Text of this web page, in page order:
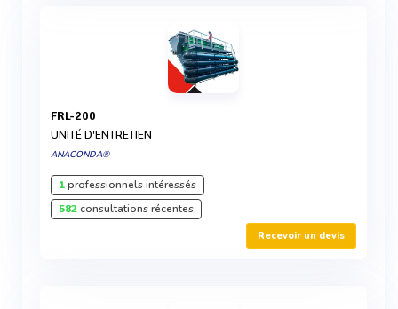
FRL-200
UNITÉ D'ENTRETIEN
ANACONDA®
1professionnels intéressés
582consultations récentes
Recevoir un devis